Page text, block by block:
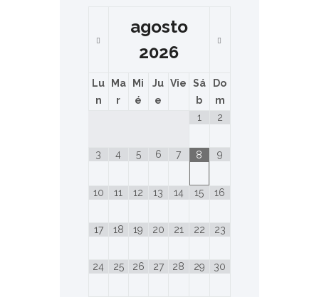
agosto
2026
Lu
n
Ma
r
Mi
é
Ju
e
Vie
Sá
b
Do
m
1
2
3 4 5 6 7 8 9
10 11 12 13 14 15 16
17 18 19 20 21 22 23
24 25 26 27 28 29 30